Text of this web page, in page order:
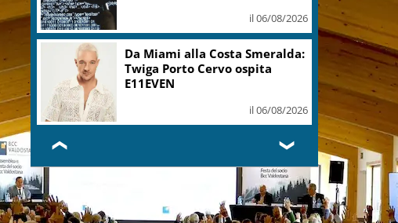
il 06/08/2026
Da Miami alla Costa Smeralda:
Twiga Porto Cervo ospita
E11EVEN
il 06/08/2026
❮ ❯